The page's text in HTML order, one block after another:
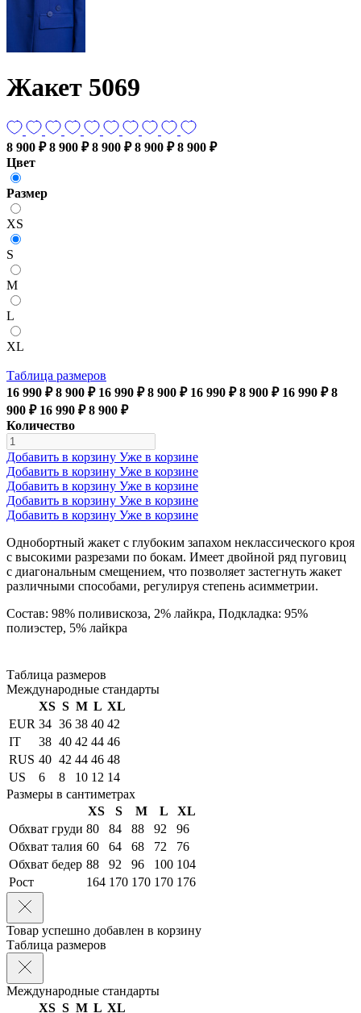
Жакет 5069
8 900 ₽ 8 900 ₽ 8 900 ₽ 8 900 ₽ 8 900 ₽
Цвет
Размер
XS
S
M
L
XL
Таблица размеров
16 990 ₽ 8 900 ₽ 16 990 ₽ 8 900 ₽ 16 990 ₽ 8 900 ₽ 16 990 ₽ 8
900 ₽ 16 990 ₽ 8 900 ₽
Количество
Добавить в корзину Уже в корзине
Добавить в корзину Уже в корзине
Добавить в корзину Уже в корзине
Добавить в корзину Уже в корзине
Добавить в корзину Уже в корзине
Однобортный жакет с глубоким запахом неклассического кроя
с высокими разрезами по бокам. Имеет двойной ряд пуговиц
с диагональным смещением, что позволяет застегнуть жакет
различными способами, регулируя степень асимметрии.
Состав: 98% поливискоза, 2% лайкра, Подкладка: 95%
полиэстер, 5% лайкра
Таблица размеров
Международные стандарты
XS S M L XL
EUR 34 36 38 40 42
IT
38 40 42 44 46
RUS 40 42 44 46 48
US
6 8 10 12 14
Размеры в сантиметрах
XS
S M L
XL
Обхват груди 80 84 88 92
96
Обхват талия 60 64 68 72
76
Обхват бедер 88 92 96 100 104
Рост
164 170 170 170 176
Товар успешно добавлен в корзину
Таблица размеров
Международные стандарты
XS S M L XL